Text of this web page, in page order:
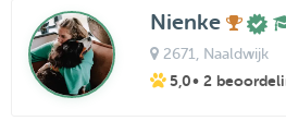
Nienke
2671 , Naaldwijk
5,0• 2